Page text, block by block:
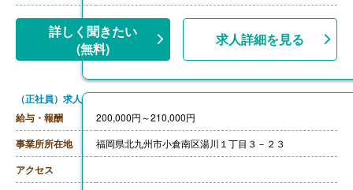
詳しく聞きたい
(無料)
求人詳細を見る
（正社員）求人
給与・報酬
200,000円～210,000円
事業所所在地 福岡県北九州市小倉南区湯川１丁目３－２３
アクセス